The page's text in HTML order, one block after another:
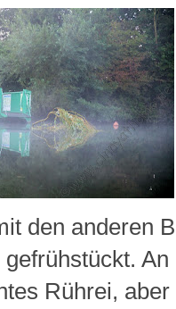
den anderen
Rührei,